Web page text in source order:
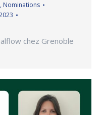
, Nominations
chez Grenoble